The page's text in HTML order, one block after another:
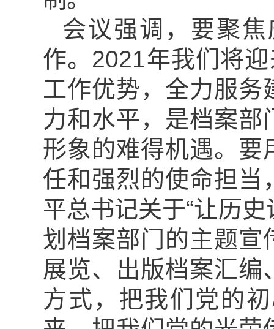
会议强调，要聚
作。2021年我们将
工作优势，全力服务
力和水平，是档案
形象的难得机遇。要
任和强烈的使命担当
平总书记关于“让历
划档案部门的主题宣
展览、出版档案汇
方式，把我们党的